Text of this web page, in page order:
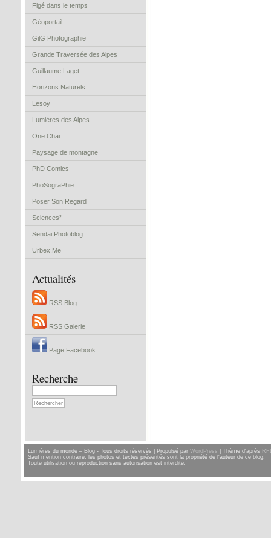
Figé dans le temps
Géoportail
GilG Photographie
Grande Traversée des Alpes
Guillaume Laget
Horizons Naturels
Lesoy
Lumières des Alpes
One Chai
Paysage de montagne
PhD Comics
PhoSograPhie
Poser Son Regard
Sciences²
Sendai Photoblog
Urbex.Me
Actualités
RSS Blog
RSS Galerie
Page Facebook
Recherche
Lumières du monde – Blog - Tous droits réservés | Propulsé par WordPress | Thème d'après
Sauf mention contraire, les photos et textes présentés sont la propriété de l'auteur de ce blog.
Toute utilisation ou reproduction sans autorisation est interdite.